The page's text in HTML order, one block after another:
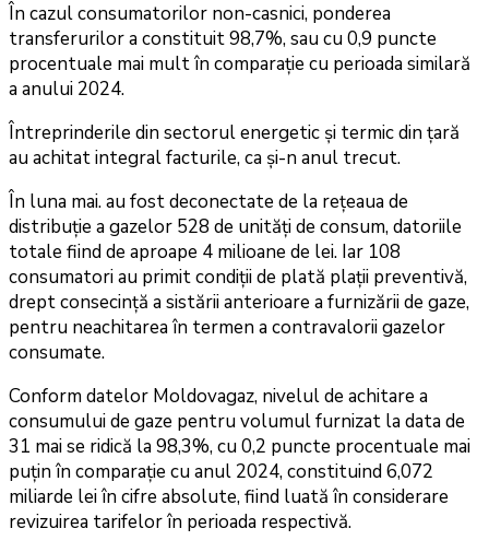
În cazul consumatorilor non-casnici, ponderea
transferurilor a constituit 98,7%, sau cu 0,9 puncte
procentuale mai mult în comparație cu perioada similară
a anului 2024.
Întreprinderile din sectorul energetic și termic din țară
au achitat integral facturile, ca și-n anul trecut.
În luna mai. au fost deconectate de la rețeaua de
distribuție a gazelor 528 de unități de consum, datoriile
totale fiind de aproape 4 milioane de lei. Iar 108
consumatori au primit condiții de plată plații preventivă,
drept consecință a sistării anterioare a furnizării de gaze,
pentru neachitarea în termen a contravalorii gazelor
consumate.
Conform datelor Moldovagaz, nivelul de achitare a
consumului de gaze pentru volumul furnizat la data de
31 mai se ridică la 98,3%, cu 0,2 puncte procentuale mai
puțin în comparație cu anul 2024, constituind 6,072
miliarde lei în cifre absolute, fiind luată în considerare
revizuirea tarifelor în perioada respectivă.